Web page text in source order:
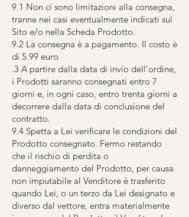
9.1 Non ci sono limitazioni alla consegna,
tranne nei casi eventualmente indicati sul
Sito e/o nella Scheda Prodotto.
9.2 La consegna è a pagamento. Il costo è
di 5.99 euro
.3 A partire dalla data di invio dell’ordine,
i Prodotti saranno consegnati entro 7
giorni e, in ogni caso, entro trenta giorni a
decorrere dalla data di conclusione del
contratto.
9.4 Spetta a Lei verificare le condizioni del
Prodotto consegnato. Fermo restando
che il rischio di perdita o
danneggiamento del Prodotto, per causa
non imputabile al Venditore è trasferito
quando Lei, o un terzo da Lei designato e
diverso dal vettore, entra materialmente